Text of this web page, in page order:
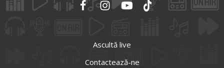
Ascultă live
Contactează-ne